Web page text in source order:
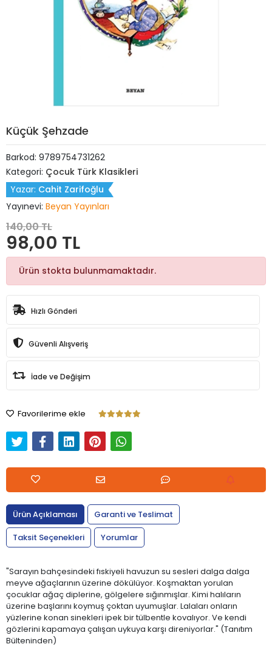
Küçük Şehzade
Barkod: 9789754731262
Kategori: Çocuk Türk Klasikleri
Yazar: Cahit Zarifoğlu
Yayınevi: Beyan Yayınları
140,00 TL
98,00 TL
Ürün stokta bulunmamaktadır.
Hızlı Gönderi
Güvenli Alışveriş
İade ve Değişim
Favorilerime ekle
Ürün Açıklaması
Garanti ve Teslimat
Taksit Seçenekleri
Yorumlar
"Sarayın bahçesindeki fıskiyeli havuzun su sesleri dalga dalga
meyve ağaçlarının üzerine dökülüyor. Koşmaktan yorulan
çocuklar ağaç diplerine, gölgelere sığınmışlar. Kimi halıların
üzerine başlarını koymuş çoktan uyumuşlar. Lalaları onların
yüzlerine konan sinekleri ipek bir tülbentle kovalıyor. Ve kendi
gözlerini kapamaya çalışan uykuya karşı direniyorlar." (Tanıtım
Bülteninden)